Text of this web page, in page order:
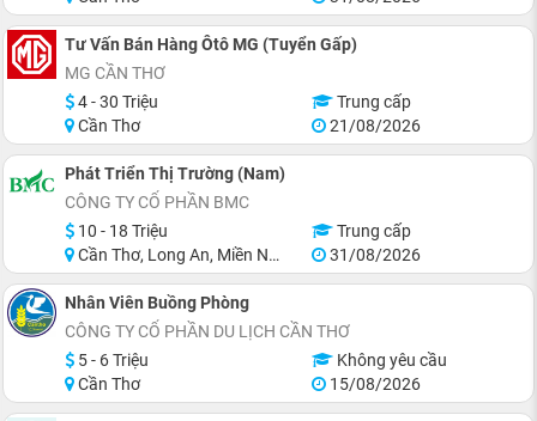
Tư Vấn Bán Hàng Ôtô MG (Tuyển Gấp)
MG CẦN THƠ
4 - 30 Triệu
Trung cấp
Cần Thơ
21/08/2026
Phát Triển Thị Trường (Nam)
CÔNG TY CỔ PHẦN BMC
10 - 18 Triệu
Trung cấp
Cần Thơ, Long An, Miền Nam, Miền Trung
31/08/2026
Nhân Viên Buồng Phòng
CÔNG TY CỔ PHẦN DU LỊCH CẦN THƠ
5 - 6 Triệu
Không yêu cầu
Cần Thơ
15/08/2026